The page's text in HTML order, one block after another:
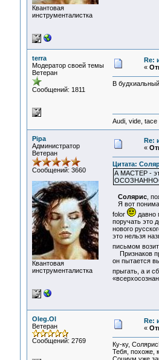
Квантовая
инструменталистка
terra
Модератор своей темы
Ветеран
Сообщений: 1811
Re:
«
В
Audi, vide,
Pipa
Администратор
Ветеран
Сообщений: 3660
Квантовая
инструменталистка
Re:
«
Цитата:
А МАСТЕР -
Солярис,
Я вот
folor
давно
поручать это
нового
это нельзя
письмом
Признаков
он пытается
прыгать, а и
Oleg.Ol
Ветеран
Сообщений: 2769
Re:
«
Ку-ку,
Тебя, похоже,